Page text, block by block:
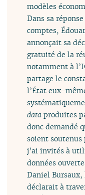
modèles
Dans sa
comptes,
annonçait sa
gratuité de la
notamment à
partage le
l’État eux-
data produites
donc demandé
soient soutenus
j’ai invités à
données
Daniel Bursaux,
déclarait à